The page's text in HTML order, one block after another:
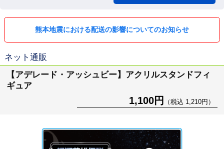
熊本地震における配送の影響についてのお知らせ
ネット通販
【アデレード・アッシュビー】アクリルスタンドフィ
ギュア
1,100円 （税込 1,210円）